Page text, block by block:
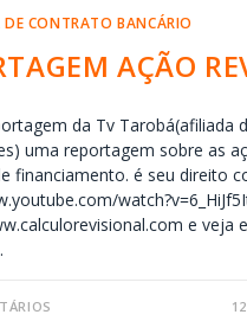
DE CONTRATO BANCÁRIO
AÇÃO
da Tv Tarobá(afiliada
uma reportagem sobre as
financiamento. é seu direito
e veja